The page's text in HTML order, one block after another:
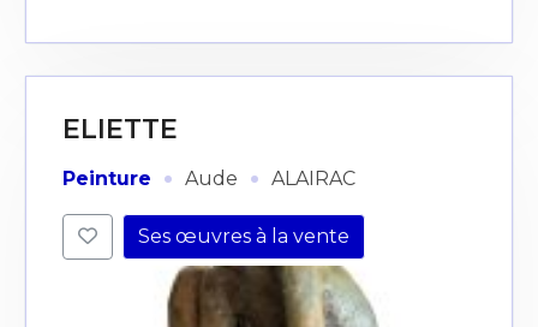
ELIETTE
Peinture · Aude · ALAIRAC
Ses œuvres à la vente